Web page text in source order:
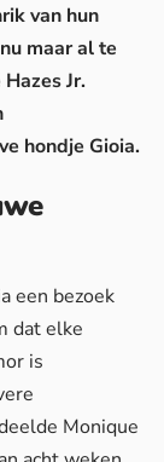
van hun
maar al te
Jr.
hondje Gioia.
een bezoek
dat elke
is
Monique